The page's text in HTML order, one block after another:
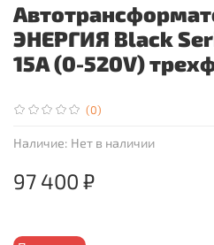
(0)
Наличие: Нет в наличии
ЭНЕРГИЯ Black
15А (0-520V)
97 400 ₽